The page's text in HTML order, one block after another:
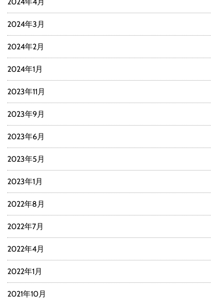
2024年3月
2024年2月
2024年1月
2023年11月
2023年9月
2023年6月
2023年5月
2023年1月
2022年8月
2022年7月
2022年4月
2022年1月
2021年10月